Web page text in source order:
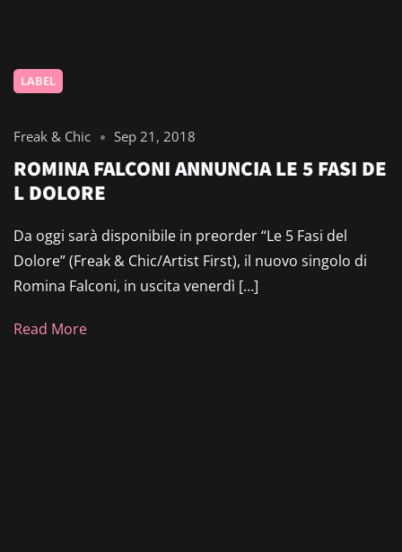
LABEL
Freak & Chic Sep 21, 2018
ROMINA FALCONI ANNUNCIA LE 5 FASI DE
L DOLORE
Da oggi sarà disponibile in preorder “Le 5 Fasi del
Dolore” (Freak & Chic/Artist First), il nuovo singolo di
Romina Falconi, in uscita venerdì […]
Read More